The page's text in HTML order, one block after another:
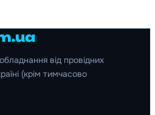
від провідних
(крім тимчасово